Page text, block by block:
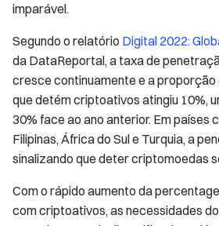
imparável.
Segundo o relatório Digital 2022:
da DataReportal, a taxa de
cresce continuamente e a proporção
que detém criptoativos atingiu 10%,
30% face ao ano anterior. Em países
Filipinas, África do Sul e Turquia, a
sinalizando que deter criptomoedas
Com o rápido aumento da
com criptoativos, as necessidades